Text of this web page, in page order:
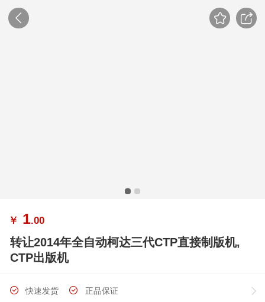
￥ 1.00
转让2014年全自动柯达三代CTP直接制版机,
CTP出版机
快速发货 正品保证